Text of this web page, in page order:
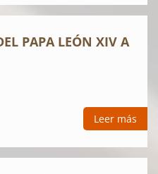
PAPA LEÓN XIV A
Leer más